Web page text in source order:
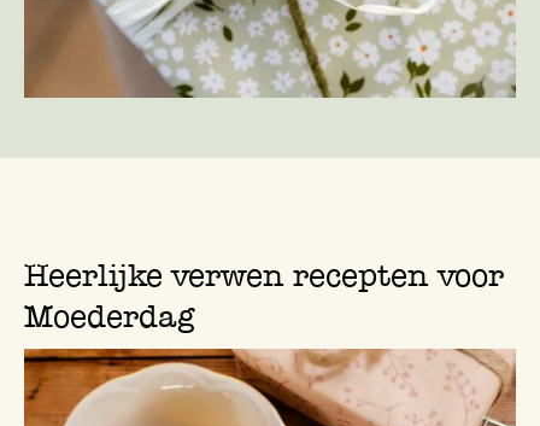
Heerlijke verwen recepten voor
Moederdag